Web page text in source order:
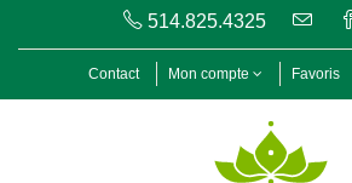
514.825.4325
Contact Mon compte Favoris